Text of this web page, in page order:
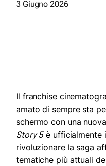
3 Giugno 2026
Il franchise
amato di sempre sta
schermo con una
Story 5è ufficialmente
rivoluzionare la saga
tematiche più attuali